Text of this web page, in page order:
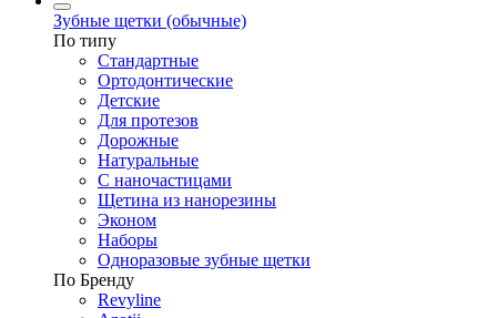
Зубные щетки (обычные)
По типу
Стандартные
Ортодонтические
Детские
Для протезов
Дорожные
Натуральные
С наночастицами
Щетина из нанорезины
Эконом
Наборы
Одноразовые зубные щетки
По Бренду
Revyline